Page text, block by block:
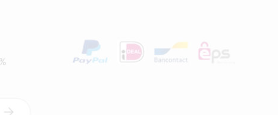
Abonneer